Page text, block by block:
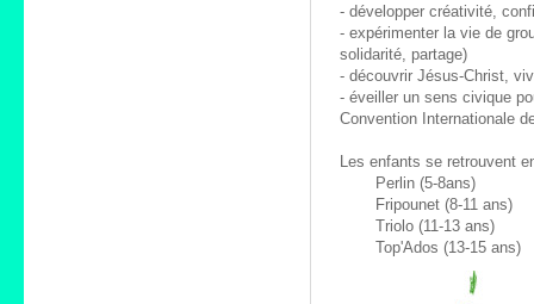
- développer créativité,
- expérimenter la vie de
solidarité, partage)
- découvrir Jésus-Christ,
- éveiller un sens civique
Convention Internationale
Les enfants se retrouvent
Perlin (5-8ans)
Fripounet (8-11 ans)
Triolo (11-13 ans)
Top'Ados (13-15 ans)